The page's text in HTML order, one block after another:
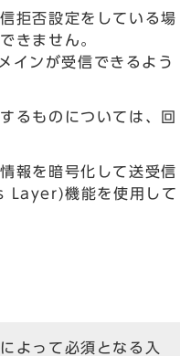
拒否設定をしている場
きません。
ンが受信できるよう
るものについては、回
報を暗号化して送受信
機能を使用して
よって必須となる入